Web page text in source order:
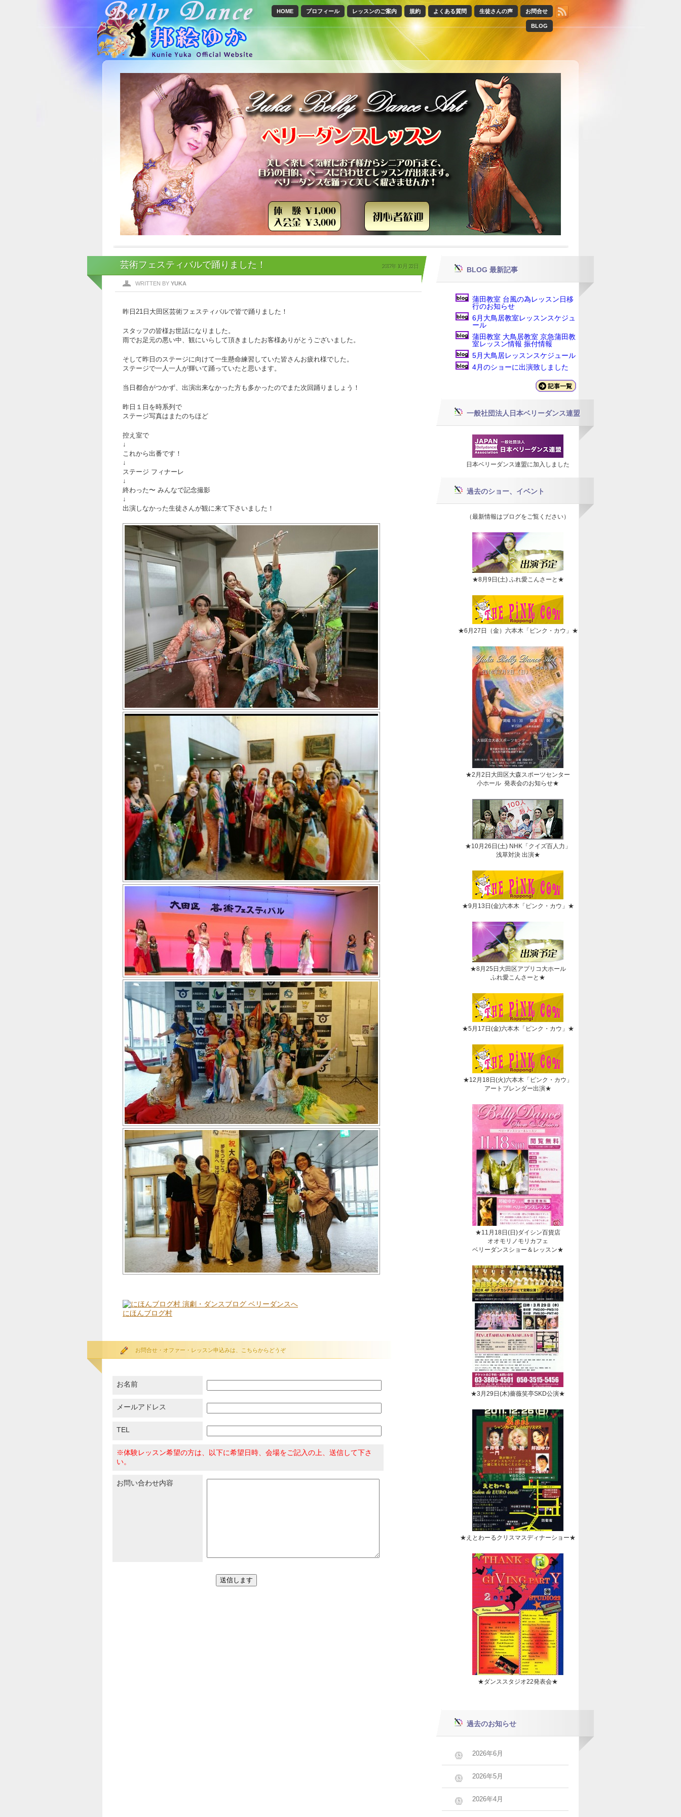
お問合せ
生徒さんの声
よくある質問
規約
レッスンのご案内
プロフィール
HOME
BLOG
芸術フェスティバルで踊りました！ 2017年 10月 22日
WRITTEN BY YUKA
昨日21日大田区芸術フェスティバルで皆で踊りました！
スタッフの皆様お世話になりました。
雨でお足元の悪い中、観にいらして頂きましたお客様ありがとうございました。
そして昨日のステージに向けて一生懸命練習していた皆さんお疲れ様でした。
ステージで一人一人が輝いて踊っていたと思います。
当日都合がつかず、出演出来なかった方も多かったのでまた次回踊りましょう！
昨日１日を時系列で
ステージ写真はまたのちほど
控え室で
↓
これから出番です！
↓
ステージ フィナーレ
↓
終わった〜 みんなで記念撮影
↓
出演しなかった生徒さんが観に来て下さいました！
にほんブログ村
お問合せ・オファー・レッスン申込みは、こちらからどうぞ
お名前
メールアドレス
TEL
※体験レッスン希望の方は、以下に希望日時、会場をご記入の上、送信して下さ
い。
お問い合わせ内容
BLOG 最新記事
蒲田教室 台風の為レッスン日移
行のお知らせ
6月大鳥居教室レッスンスケジュ
ール
蒲田教室 大鳥居教室 京急蒲田教
室レッスン情報 振付情報
5月大鳥居レッスンスケジュール
4月のショーに出演致しました
一般社団法人日本ベリーダンス連盟
日本ベリーダンス連盟に加入しました
過去のショー、イベント
（最新情報はブログをご覧ください）
★8月9日(土) ふれ愛こんさーと★
★6月27日（金）六本木「ピンク・カウ」★
★2月2日大田区大森スポーツセンター
小ホール 発表会のお知らせ★
★10月26日(土) NHK「クイズ百人力」
浅草対決 出演★
★9月13日(金)六本木「ピンク・カウ」★
★8月25日大田区アプリコ大ホール
ふれ愛こんさーと★
★5月17日(金)六本木「ピンク・カウ」★
★12月18日(火)六本木「ピンク・カウ」
アートブレンダー出演★
★11月18日(日)ダイシン百貨店
オオモリノモリカフェ
ベリーダンスショー＆レッスン★
★3月29日(木)薔薇笑亭SKD公演★
★えとわーるクリスマスディナーショー★
★ダンススタジオ22発表会★
過去のお知らせ
2026年6月
2026年5月
2026年4月